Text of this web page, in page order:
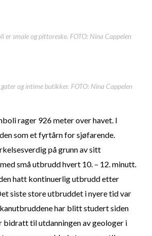
er smale og pittoreske. FOTO: Nina Cappelen
og intime butikker. FOTO: Nina Cappelen
rager 926 meter over havet. I
som et fyrtårn for sjøfarende.
på grunn av sitt
små utbrudd hvert 10. – 12. minutt.
hatt kontinuerlig utbrudd etter
siste store utbruddet i nyere tid var
har blitt studert siden
bidratt til utdanningen av geologer i